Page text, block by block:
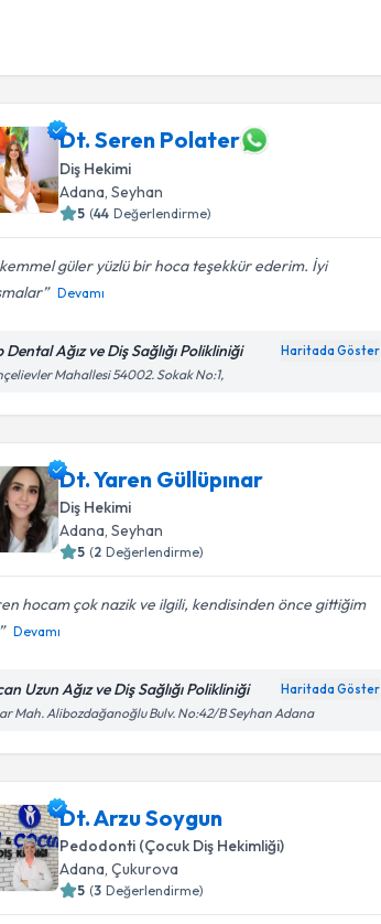
Dt. Seren Polater
Diş Hekimi
Adana , Seyhan
5 (44 Değerlendirme)
güler yüzlü bir hoca teşekkür ederim. İyi
Devamı
Dental Ağız ve Diş Sağlığı Polikliniği Haritada Göster
Mahallesi 54002. Sokak No:1,
Dt. Yaren Güllüpınar
Diş Hekimi
Adana , Seyhan
5 (2 Değerlendirme)
hocam çok nazik ve ilgili, kendisinden önce gittiğim
Devamı
Uzun Ağız ve Diş Sağlığı Polikliniği Haritada Göster
Mah. Alibozdağanoğlu Bulv. No:42/B Seyhan Adana
Dt. Arzu Soygun
Pedodonti (Çocuk Diş Hekimliği)
Adana , Çukurova
5 (3 Değerlendirme)